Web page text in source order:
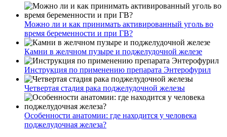
Можно ли и как принимать активированный уголь во
время беременности и при ГВ?
Камни в желчном пузыре и поджелудочной железе
Инструкция по применению препарата Энтерофурил
Четвертая стадия рака поджелудочной железы
Особенности анатомии: где находится у человека
поджелудочная железа?